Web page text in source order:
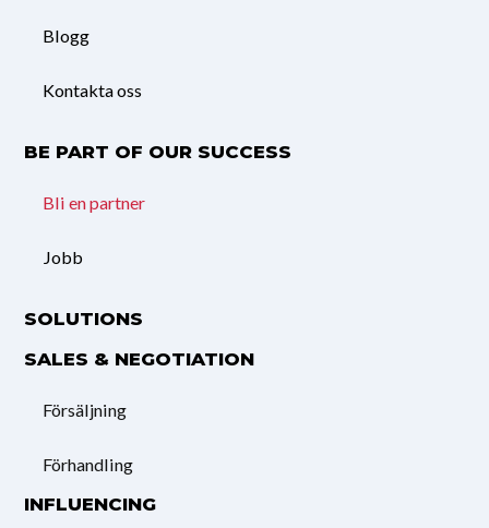
Blogg
Kontakta oss
BE PART OF OUR SUCCESS
Bli en partner
Jobb
SOLUTIONS
SALES & NEGOTIATION
Försäljning
Förhandling
INFLUENCING